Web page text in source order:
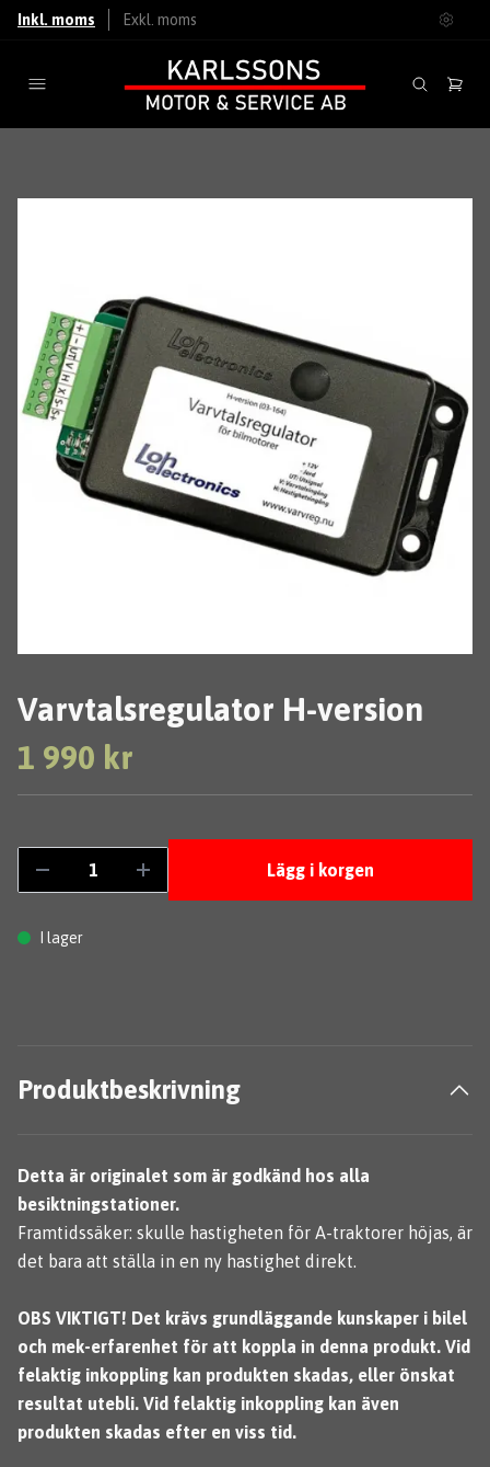
Inkl. moms Exkl. moms
Varvtalsregulator H-version
1 990 kr
Lägg i korgen
I lager
Produktbeskrivning
Detta är originalet som är godkänd hos alla
besiktningstationer.
Framtidssäker: skulle hastigheten för A-traktorer höjas, är
det bara att ställa in en ny hastighet direkt.
OBS VIKTIGT! Det krävs grundläggande kunskaper i bilel
och mek-erfarenhet för att koppla in denna produkt. Vid
felaktig inkoppling kan produkten skadas, eller önskat
resultat utebli. Vid felaktig inkoppling kan även
produkten skadas efter en viss tid.